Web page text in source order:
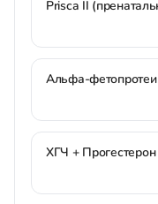
Prisca II
Альфа-
ХГЧ + Прогестерон